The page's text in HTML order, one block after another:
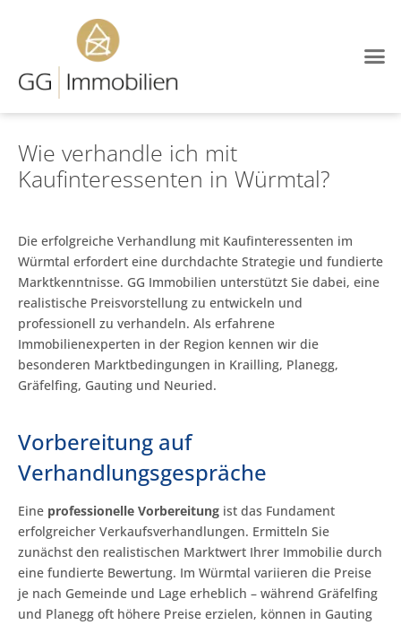
Wie verhandle ich mit
Kaufinteressenten in Würmtal?
Die erfolgreiche Verhandlung mit Kaufinteressenten im
Würmtal erfordert eine durchdachte Strategie und fundierte
Marktkenntnisse. GG Immobilien unterstützt Sie dabei, eine
realistische Preisvorstellung zu entwickeln und
professionell zu verhandeln. Als erfahrene
Immobilienexperten in der Region kennen wir die
besonderen Marktbedingungen in Krailling, Planegg,
Gräfelfing, Gauting und Neuried.
Vorbereitung auf
Verhandlungsgespräche
Eine professionelle Vorbereitung ist das Fundament
erfolgreicher Verkaufsverhandlungen. Ermitteln Sie
zunächst den realistischen Marktwert Ihrer Immobilie durch
eine fundierte Bewertung. Im Würmtal variieren die Preise
je nach Gemeinde und Lage erheblich – während Gräfelfing
und Planegg oft höhere Preise erzielen, können in Gauting